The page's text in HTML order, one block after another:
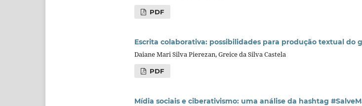
PDF
Escrita colaborativa: possibilidades para produção textual
Daiane Mari Silva Pierezan, Greice da Silva Castela
PDF
Mídia sociais e ciberativismo: uma análise da hashtag